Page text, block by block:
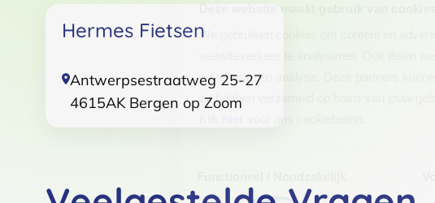
Deze website maakt gebruik van cookies
We gebruiken cookies om content en
adverteren en analyse. Deze partners
ze hebben verzameld op basis van jouw
voor ons cookiebeleid.
Hermes Fietsen
Antwerpsestraatweg 25-27
4615AK Bergen op Zoom